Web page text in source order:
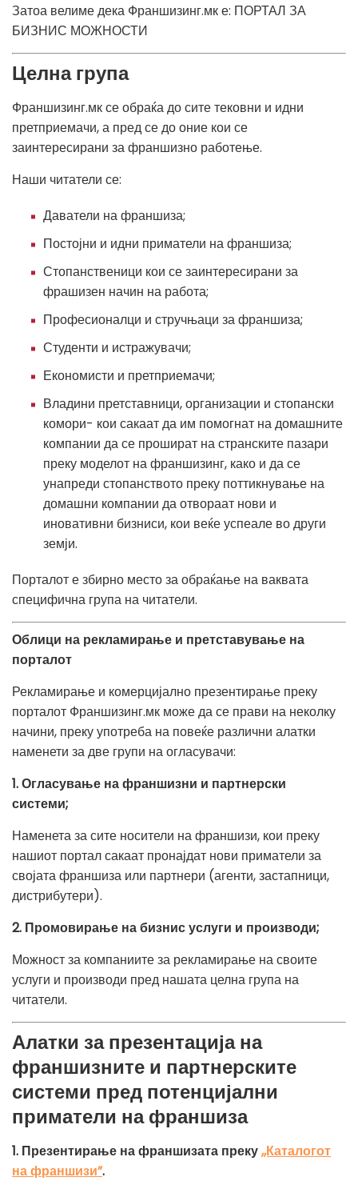
Затоа велиме дека Франшизинг.мке: ПОРТАЛ ЗА
БИЗНИС МОЖНОСТИ
Целна група
Франшизинг.мк се обраќа до сите тековни и идни
претприемачи, а пред се до оние кои се
заинтересирани за франшизно работење.
Наши читатели се:
Даватели на франшиза;
Постојни и идни приматели на франшиза;
Стопанственици кои се заинтересирани за
фрашизен начин на работа;
Професионалци и стручњаци за франшиза;
Студенти и истражувачи;
Економисти и претприемачи;
Владини претставници, организации и стопански
комори- кои сакаат да им помогнат на домашните
компании да се прошират на странските пазари
преку моделот на франшизинг, како и да се
унапреди стопанството преку поттикнување на
домашни компании да отвораат нови и
иновативни бизниси, кои веќе успеале во други
земји.
Порталот е збирно место за обраќање на ваквата
специфична група на читатели.
Облици на рекламирање и претставување на
порталот
Рекламирање и комерцијално презентирање преку
порталот Франшизинг.мк може да се прави на неколку
начини, преку употреба на повеќе различни алатки
наменети за две групи на огласувачи:
1. Огласување на франшизни и партнерски
системи;
Наменета за сите носители на франшизи, кои преку
нашиот портал сакаат пронајдат нови приматели за
својата франшиза или партнери (агенти, застапници,
дистрибутери).
2. Промовирање на бизнис услуги и производи;
Можност за компаниите за рекламирање на своите
услуги и производи пред нашата целна група на
читатели.
Алатки за презентација на
франшизните и партнерските
системи пред потенцијални
приматели на франшиза
1. Презентирање на франшизата преку,,Каталогот
на франшизи”.